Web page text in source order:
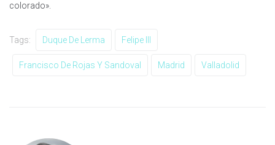
colorado».
Tags: Duque De Lerma Felipe III
Francisco De Rojas Y Sandoval Madrid Valladolid